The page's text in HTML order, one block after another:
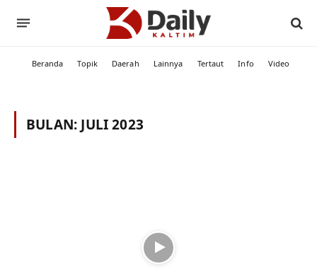
Beranda Topik Daerah Lainnya Tertaut Info Video
BULAN: JULI 2023